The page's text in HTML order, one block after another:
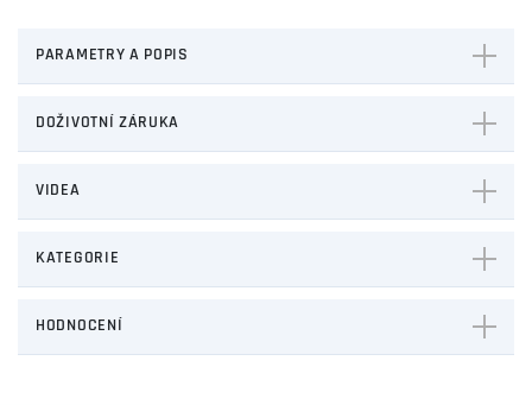
PARAMETRY A POPIS
DOŽIVOTNÍ ZÁRUKA
VIDEA
KATEGORIE
HODNOCENÍ